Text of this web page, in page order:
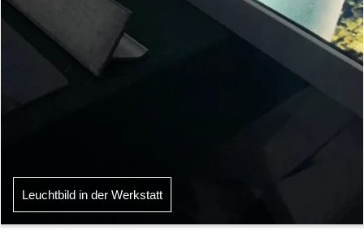
Leuchtbild in der Werkstatt